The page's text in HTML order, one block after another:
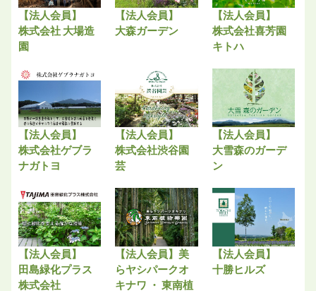
【法人会員】
株式会社 大場造
園
【法人会員】
大森ガーデン
【法人会員】
株式会社喜芳園
キトハ
【法人会員】
株式会社ゲブラ
ナガトヨ
【法人会員】
株式会社渋谷園
芸
【法人会員】
大雪森のガーデ
ン
【法人会員】
田島緑化プラス
株式会社
【法人会員】美
らヤシパークオ
キナワ ・ 東南植
【法人会員】
十勝ヒルズ